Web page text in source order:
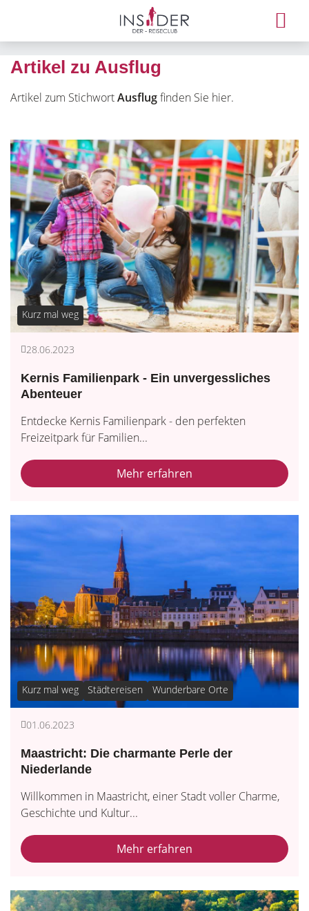
Artikel zu Ausflug
Artikel zum StichwortAusflugfinden Sie hier.
Kurz mal weg
28.06.2023
Kernis Familienpark - Ein unvergessliches
Abenteuer
Entdecke Kernis Familienpark - den perfekten
Freizeitpark für Familien...
Mehr erfahren
Kurz mal weg Städtereisen Wunderbare Orte
01.06.2023
Maastricht: Die charmante Perle der
Niederlande
Willkommen in Maastricht, einer Stadt voller Charme,
Geschichte und Kultur...
Mehr erfahren